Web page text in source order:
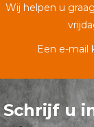
Wij helpen u
Een e-mail
Schrijf u